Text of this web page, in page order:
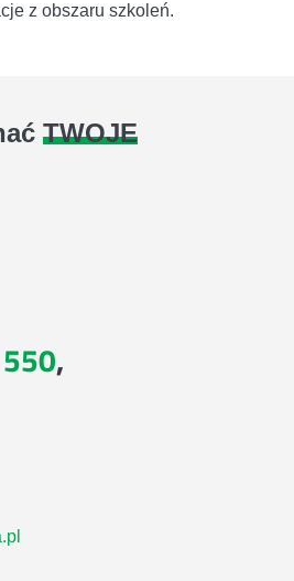
z obszaru szkoleń.
TWOJE
,